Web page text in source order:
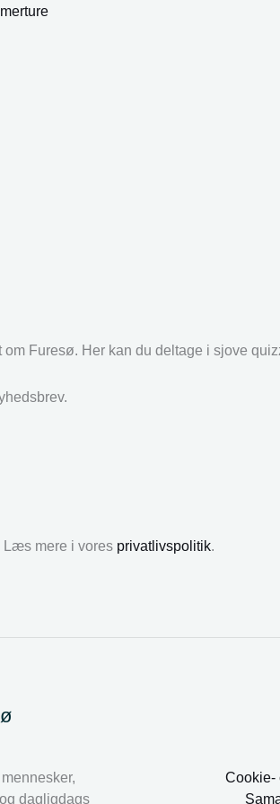
Furesø. Her kan du deltage i sjove
Læs mere i vores privatlivspolitik.
dagligdags
Cookie-